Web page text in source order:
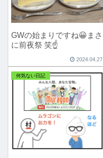
GWの始まりですね😀まさ
に前夜祭 笑☝️
2024.04.27
何気ない日記